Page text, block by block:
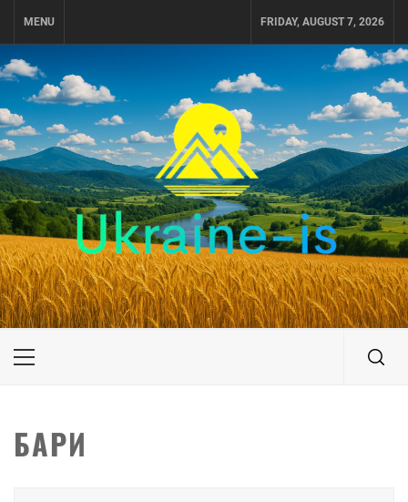
MENU FRIDAY, AUGUST 7, 2026
UKRAINE-IS
ПОДОРОЖI ПО УКРАЇНІ
Primary
БАРИ